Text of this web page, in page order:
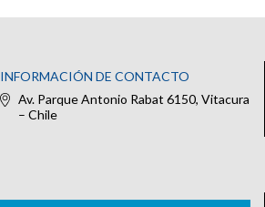
INFORMACIÓN DE CONTACTO
Av. Parque Antonio Rabat 6150, Vitacura
– Chile